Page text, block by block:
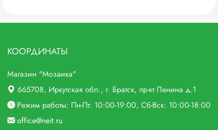
КООРДИНАТЫ
Магазин "Мозаика"
665708, Иркутская обл., г. Братск, пр-кт Ленина д.1
Режим работы: Пн-Пт: 10:00-19:00, Сб-Вск: 10:00-18:00
office@neit.ru